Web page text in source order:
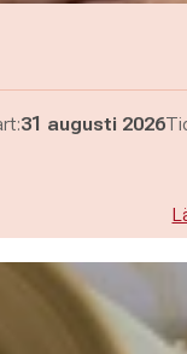
31 augusti 2026